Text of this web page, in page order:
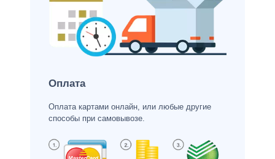
Оплата
Оплата картами онлайн, или любые другие
способы при самовывозе.